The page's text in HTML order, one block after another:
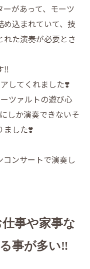
があって、モーツ
め込まれていて、技
た演奏が必要とさ
‼️
してくれました❣️
ツァルトの遊び心
しか演奏できないそ
ました❣️
ンサートで演奏し
事や家事な
事が多い‼️